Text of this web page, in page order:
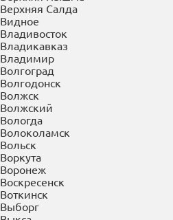
Верхняя Салда
Видное
Владивосток
Владикавказ
Владимир
Волгоград
Волгодонск
Волжск
Волжский
Вологда
Волоколамск
Вольск
Воркута
Воронеж
Воскресенск
Воткинск
Выборг